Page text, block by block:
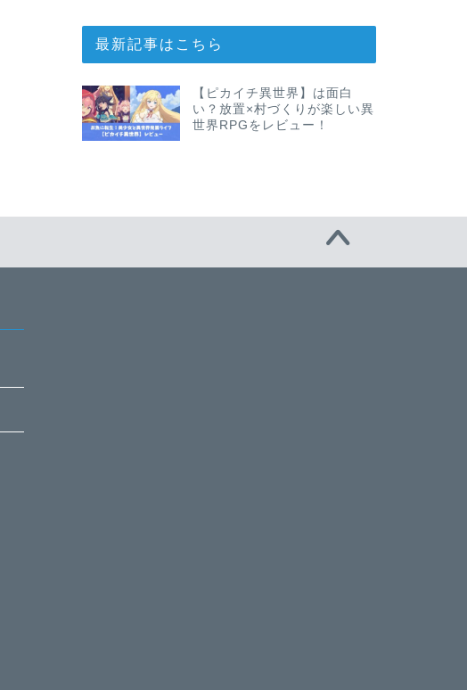
最新記事はこちら
【ピカイチ異世界】は面白
い？放置×村づくりが楽しい異
世界RPGをレビュー！